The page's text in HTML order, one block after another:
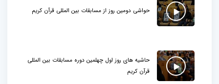
حواشی دومین روز از مسابقات بین المللی قرآن کریم
حاشیه های روز اول چهلمین دوره مسابقات بین المللی
قرآن کریم